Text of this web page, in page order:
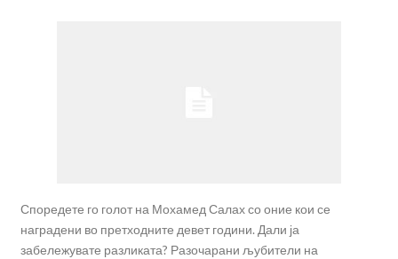
Споредете го голот на Мохамед Салах со оние кои се
наградени во претходните девет години. Дали ја
забележувате разликата? Разочарани љубители на